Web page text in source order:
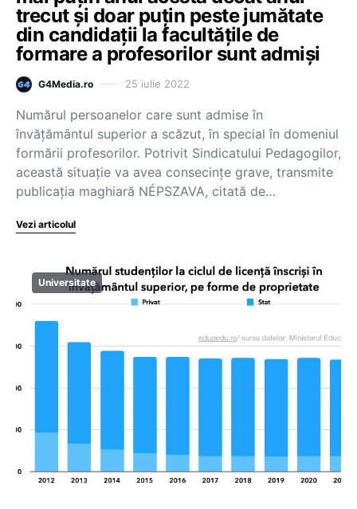
trecut și doar puțin peste jumătate
din candidații la facultățile de
formare a profesorilor sunt admiși
G4Media.ro 25 iulie 2022
Numărul persoanelor care sunt admise în
învățământul superior a scăzut, în special în domeniul
formării profesorilor. Potrivit Sindicatului Pedagogilor,
această situație va avea consecințe grave, transmite
publicația maghiară NÉPSZAVA, citată de…
Vezi articolul
Universitate